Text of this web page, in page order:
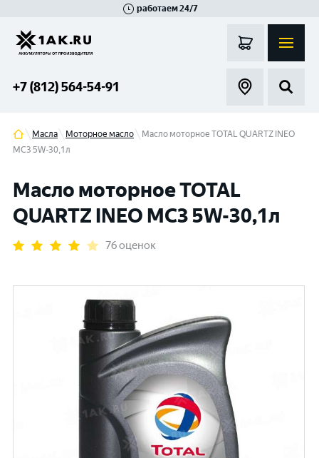
работаем 24/7
+7 (812) 564-54-91
Масла Моторное масло
Масло моторное TOTAL QUARTZ INEO
MC3 5W-30,1л
Масло моторное TOTAL
QUARTZ INEO MC3 5W-30,1л
76 оценок
Гатчина